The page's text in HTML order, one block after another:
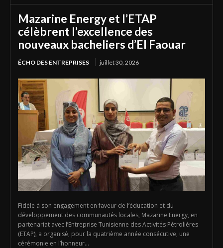
Mazarine Energy et l’ETAP
célèbrent l’excellence des
nouveaux bacheliers d’El Faouar
ÉCHO DES ENTREPRISES juillet 30, 2026
Fidèle à son engagement en faveur de l’éducation et du
développement des communautés locales, Mazarine Energy, en
partenariat avec l’Entreprise Tunisienne des Activités Pétrolières
(ETAP), a organisé, pour la quatrième année consécutive, une
cérémonie en l’honneur...